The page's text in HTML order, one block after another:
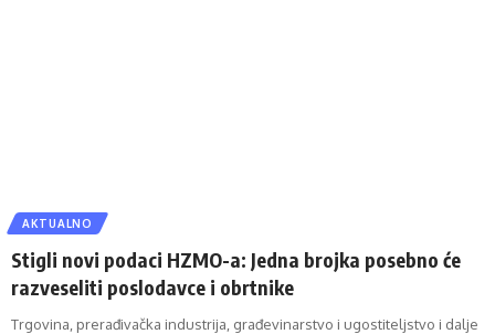
AKTUALNO
Stigli novi podaci HZMO-a: Jedna brojka posebno će
razveseliti poslodavce i obrtnike
Trgovina, prerađivačka industrija, građevinarstvo i ugostiteljstvo i dalje